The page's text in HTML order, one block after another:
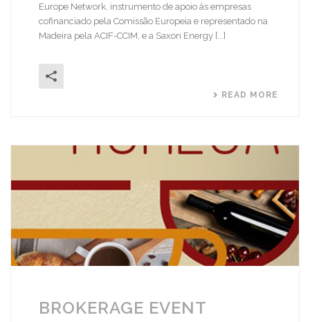
Europe Network, instrumento de apoio às empresas
cofinanciado pela Comissão Europeia e representado na
Madeira pela ACIF-CCIM, e a Saxon Energy [...]
READ MORE
BROKERAGE EVENT